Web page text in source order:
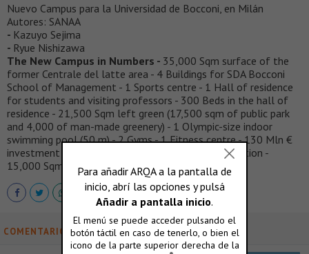
Nuevo Campus para la Universidad de Bocconi, en Milán
Autores: SANAA
- Kazuyo Sejima
- Ryue Nishizawa
The New Campus in Numbers - 35,000 Sqm surface of the
former Centrale del latte area - 4 Buildings for SDA Bocconi
School of Management - 1 Sports centre - 1 Hall of residence
for students and visiting professors - 300 Beds in the hall of
residence - 21,500 Sqm left green (17,500 sqm of public park
and 4,000 of man-made greenery) - 1 Olympic-size indoor
swimming pool (50 m) - 2 Gyms - 1 Fitness centre - 130 Mln €
investment at current costs - 2018 Year of completion -
15,000 Sqm surface of the underground parking lot
COMENTARIOS